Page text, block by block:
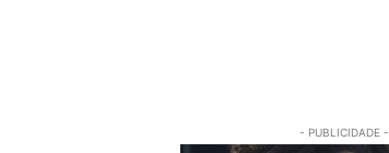
- PUBLICIDADE -